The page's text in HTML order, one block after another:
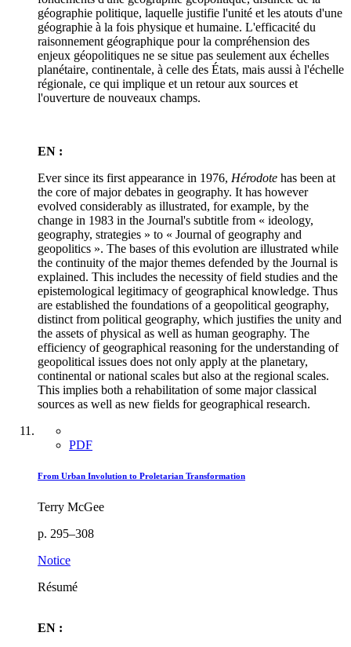
géographie politique, laquelle justifie l'unité et les atouts d'une
géographie à la fois physique et humaine. L'efficacité du
raisonnement géographique pour la compréhension des
enjeux géopolitiques ne se situe pas seulement aux échelles
planétaire, continentale, à celle des États, mais aussi à l'échelle
régionale, ce qui implique et un retour aux sources et
l'ouverture de nouveaux champs.
EN :
Ever since its first appearance in 1976, Hérodote has been at
the core of major debates in geography. It has however
evolved considerably as illustrated, for example, by the
change in 1983 in the Journal's subtitle from « ideology,
geography, strategies » to « Journal of geography and
geopolitics ». The bases of this evolution are illustrated while
the continuity of the major themes defended by the Journal is
explained. This includes the necessity of field studies and the
epistemological legitimacy of geographical knowledge. Thus
are established the foundations of a geopolitical geography,
distinct from political geography, which justifies the unity and
the assets of physical as well as human geography. The
efficiency of geographical reasoning for the understanding of
geopolitical issues does not only apply at the planetary,
continental or national scales but also at the regional scales.
This implies both a rehabilitation of some major classical
sources as well as new fields for geographical research.
PDF
From Urban Involution to Proletarian Transformation
Terry McGee
p. 295–308
Notice
Résumé
EN :